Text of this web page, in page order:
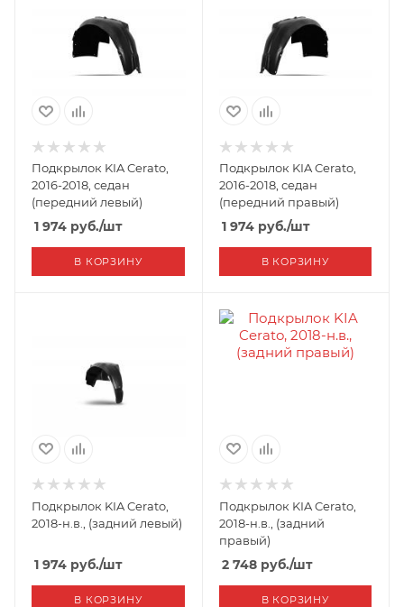
Подкрылок KIA Cerato,
2016-2018, седан
(передний левый)
1 974 руб./шт
В КОРЗИНУ
Подкрылок KIA Cerato,
2016-2018, седан
(передний правый)
1 974руб./шт
В КОРЗИНУ
Подкрылок KIA Cerato,
2018-н.в., (задний левый)
1 974 руб./шт
В КОРЗИНУ
Подкрылок KIA Cerato,
2018-н.в., (задний
правый)
2 748руб./шт
В КОРЗИНУ